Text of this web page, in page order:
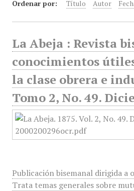
Ordenar por: Título Autor
La Abeja : Revista
conocimientos
la clase obrera e
Tomo 2, No. 49.
Publicación bisemanal dirigida a
Trata temas generales sobre